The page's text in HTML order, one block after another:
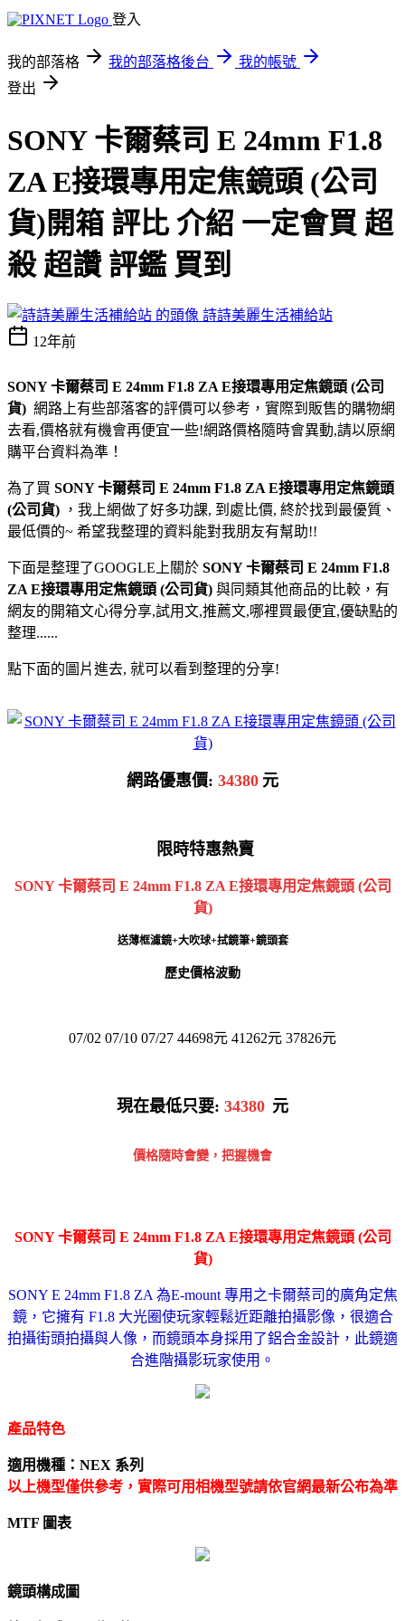
登入
我的部落格 我的部落格後台
我的帳號
登出
SONY 卡爾蔡司 E 24mm F1.8
ZA E接環專用定焦鏡頭 (公司
貨)開箱 評比 介紹 一定會買 超
殺 超讚 評鑑 買到
詩詩美麗生活補給站
12年前
SONY 卡爾蔡司 E 24mm F1.8 ZA E接環專用定焦鏡頭 (公司
貨) 網路上有些部落客的評價可以參考，實際到販售的購物網
去看,價格就有機會再便宜一些!網路價格隨時會異動,請以原網
購平台資料為準！
為了買 SONY 卡爾蔡司 E 24mm F1.8 ZA E接環專用定焦鏡頭
(公司貨) ，我上網做了好多功課, 到處比價, 終於找到最優質、
最低價的~ 希望我整理的資料能對我朋友有幫助!!
下面是整理了GOOGLE上關於 SONY 卡爾蔡司 E 24mm F1.8
ZA E接環專用定焦鏡頭 (公司貨) 與同類其他商品的比較，有
網友的開箱文心得分享,試用文,推薦文,哪裡買最便宜,優缺點的
整理......
點下面的圖片進去, 就可以看到整理的分享!
網路優惠價: 34380 元
限時特惠熱賣
SONY 卡爾蔡司 E 24mm F1.8 ZA E接環專用定焦鏡頭 (公司
貨)
送薄框濾鏡+大吹球+拭鏡筆+鏡頭套
歷史價格波動
07/02 07/10 07/27 44698元 41262元 37826元
現在最低只要: 34380 元
價格隨時會變，把握機會
SONY 卡爾蔡司 E 24mm F1.8 ZA E接環專用定焦鏡頭 (公司
貨)
SONY E 24mm F1.8 ZA 為E-mount 專用之卡爾蔡司的廣角定焦
鏡，它擁有 F1.8 大光圈使玩家輕鬆近距離拍攝影像，很適合
拍攝街頭拍攝與人像，而鏡頭本身採用了鋁合金設計，此鏡適
合進階攝影玩家使用。
產品特色
適用機種：NEX 系列
以上機型僅供參考，實際可用相機型號請依官網最新公布為準
MTF 圖表
鏡頭構成圖